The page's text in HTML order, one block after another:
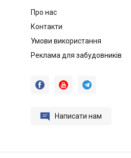
Про нас
Контакти
Умови використання
Реклама для забудовників
  
 Написати нам